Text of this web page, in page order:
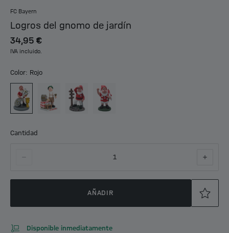
FC Bayern
Logros del gnomo de jardín
34,95 €
IVA incluido.
Color: Rojo
Cantidad
1
AÑADIR
Disponible inmediatamente